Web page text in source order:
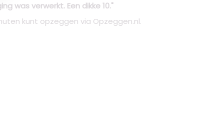
was verwerkt. Een dikke 10."
kunt opzeggen via Opzeggen.nl.